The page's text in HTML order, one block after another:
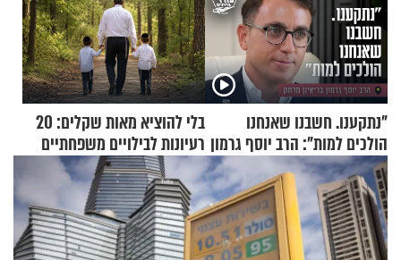
"נתקענו. חשבנו שאנחנו
הולכים למות": הרב יוסף גרמון
בריאיון מרתק
בלי להוציא מאות שקלים: 20
רעיונות לבילויים משפחתיים
כמעט בחינם